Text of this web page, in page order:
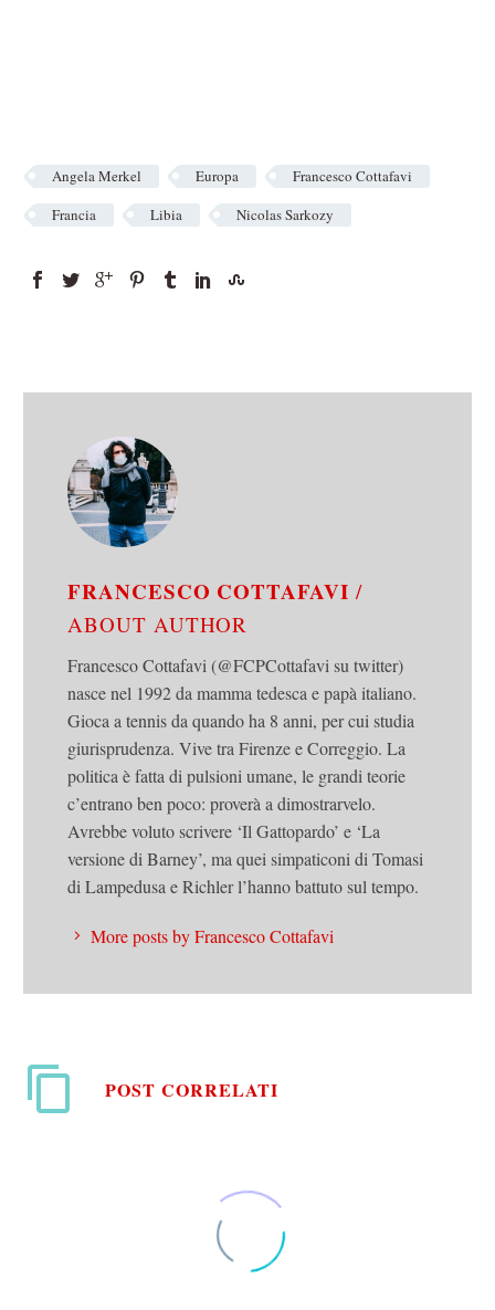
Angela Merkel Europa
Francesco Cottafavi
Francia
Libia Nicolas Sarkozy
FRANCESCO COTTAFAVI /
ABOUT AUTHOR
Francesco Cottafavi (@FCPCottafavi su twitter)
nasce nel 1992 da mamma tedesca e papà italiano.
Gioca a tennis da quando ha 8 anni, per cui studia
giurisprudenza. Vive tra Firenze e Correggio. La
politica è fatta di pulsioni umane, le grandi teorie
c’entrano ben poco: proverà a dimostrarvelo.
Avrebbe voluto scrivere ‘Il Gattopardo’ e ‘La
versione di Barney’, ma quei simpaticoni di Tomasi
di Lampedusa e Richler l’hanno battuto sul tempo.
More posts by Francesco Cottafavi
POST CORRELATI